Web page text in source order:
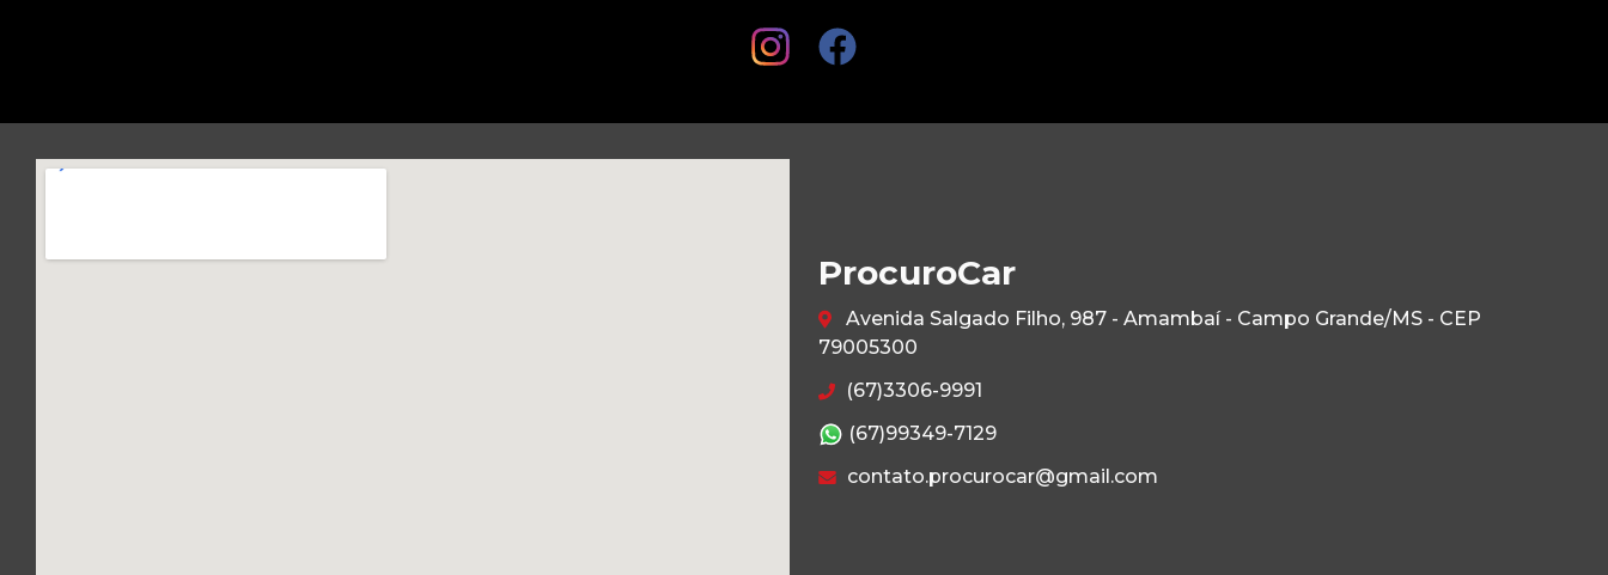
ProcuroCar
Avenida Salgado Filho, 987 - Amambaí - Campo Grande/MS - CEP
79005300
(67)3306-9991
(67)99349-7129
contato.procurocar@gmail.com